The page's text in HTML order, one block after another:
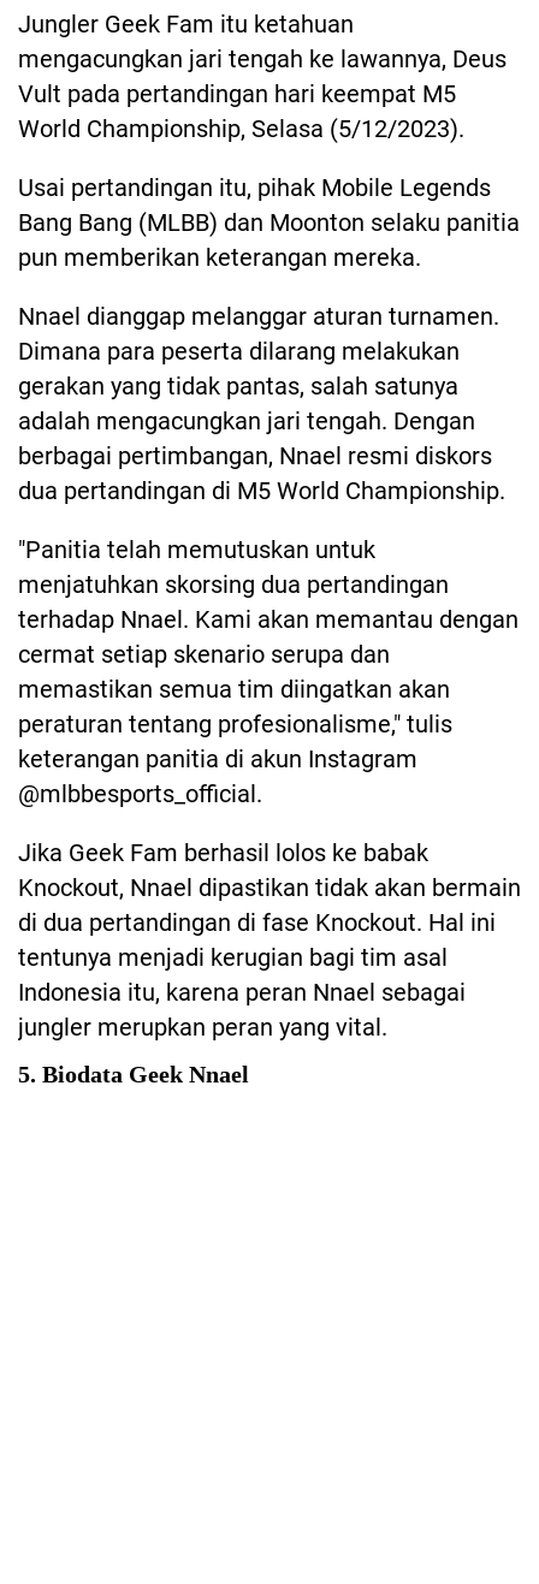
Jungler Geek Fam itu ketahuan
mengacungkan jari tengah ke lawannya, Deus
Vult pada pertandingan hari keempat M5
World Championship, Selasa (5/12/2023).
Usai pertandingan itu, pihak Mobile Legends
Bang Bang (MLBB) dan Moonton selaku panitia
pun memberikan keterangan mereka.
Nnael dianggap melanggar aturan turnamen.
Dimana para peserta dilarang melakukan
gerakan yang tidak pantas, salah satunya
adalah mengacungkan jari tengah. Dengan
berbagai pertimbangan, Nnael resmi diskors
dua pertandingan di M5 World Championship.
"Panitia telah memutuskan untuk
menjatuhkan skorsing dua pertandingan
terhadap Nnael. Kami akan memantau dengan
cermat setiap skenario serupa dan
memastikan semua tim diingatkan akan
peraturan tentang profesionalisme," tulis
keterangan panitia di akun Instagram
@mlbbesports_official.
Jika Geek Fam berhasil lolos ke babak
Knockout, Nnael dipastikan tidak akan bermain
di dua pertandingan di fase Knockout. Hal ini
tentunya menjadi kerugian bagi tim asal
Indonesia itu, karena peran Nnael sebagai
jungler merupkan peran yang vital.
5. Biodata Geek Nnael